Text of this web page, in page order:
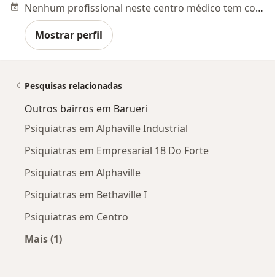
Nenhum profissional neste centro médico tem consultas disponíveis
Mostrar perfil
Pesquisas relacionadas
Outros bairros em Barueri
Psiquiatras em Alphaville Industrial
Psiquiatras em Empresarial 18 Do Forte
Psiquiatras em Alphaville
Psiquiatras em Bethaville I
Psiquiatras em Centro
Mais (1)